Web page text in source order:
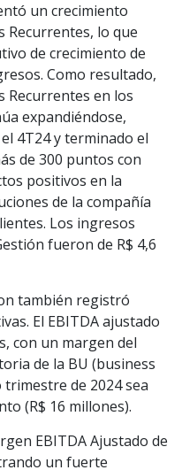
un crecimiento
Recurrentes, lo que
de crecimiento de
Como resultado,
Recurrentes en los
expandiéndose,
4T24 y terminado el
de 300 puntos con
positivos en la
de la compañía
Los ingresos
fueron de R$ 4,6
también registró
El EBITDA ajustado
con un margen del
de la BU (business
de 2024 sea
(R$ 16 millones).
EBITDA Ajustado de
un fuerte